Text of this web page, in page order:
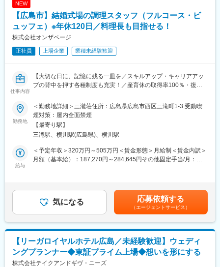
れており、今回の募集は受託後の企画～オペレーションまでを担
っていただける方を募集しています。
・コンサルティング事業部は、同社の成長戦略における2本柱の1
・将来的には現地のオペレーション設計だけではなく、ホテルの
オーナーや支配人に向けて、財務分析・事業計画プラン・婚礼の
ます。
変更の範囲：会社の定める業務
NEW
【広島市】結婚式場の調理スタッフ（フルコース・ビ
ュッフェ）※年休120日／料理長も目指せる！
株式会社オンザページ
正社員 上場企業 業種未経験歓迎
仕事内容
【大切な日に、記憶に残る一皿を／スキルアップ・キャリアアッ
プの背中を押す各種制度も充実！／産育休の取得率100％・復帰
※求人票に記載の内容は、2026年4月の経営統合に伴い、給与、福
利厚生、待遇および各種制度等について、変更となる場合があり
ます。
■お任せする業務内容：
私たちは提供されるその瞬間、一皿にすべての想いを込めていま
記憶に刻まれる料理が、記憶に刻まれる結婚式を作ると考え、1
秒、1℃、1ｇを探究し、ゲストの五感を覚醒させる料理を提供す
ることで、テーブルの風景と味も記憶に残るよう、感動の一皿を
＜具体的な業務＞
(1)ウエディング運営（土日祝日）
勤務地
＜勤務地詳細＞三瀧荘住所：広島県広島市西区三滝町1-3 受動喫
煙対策：屋内全面禁煙
【最寄り駅】
三滝駅、横川駅(広島県)、横川駅
給与
＜予定年収＞320万円～505万円＜賃金形態＞月給制＜賃金内訳＞
月額（基本給）：187,270円～284,645円その他固定手当/月：
手当＞有＜給与補足＞※ご経験・年齢により給与は変動する可能性
もございます。■昇給：年1回（3月）■賞与：年2回（2、8月）■イ
ンセンティブ（毎月）賃金はあくまでも目安の金額であり、選考
を通じて上下する可能性があります。月給(月額)は固定手当を含め
た表記です。
気になる 応募依頼する
（エージェントサービス）
【リーガロイヤルホテル広島／未経験歓迎】ウェディ
ングプランナー◆東証プライム上場◆想いを形にする
株式会社テイクアンドギヴ・ニーズ